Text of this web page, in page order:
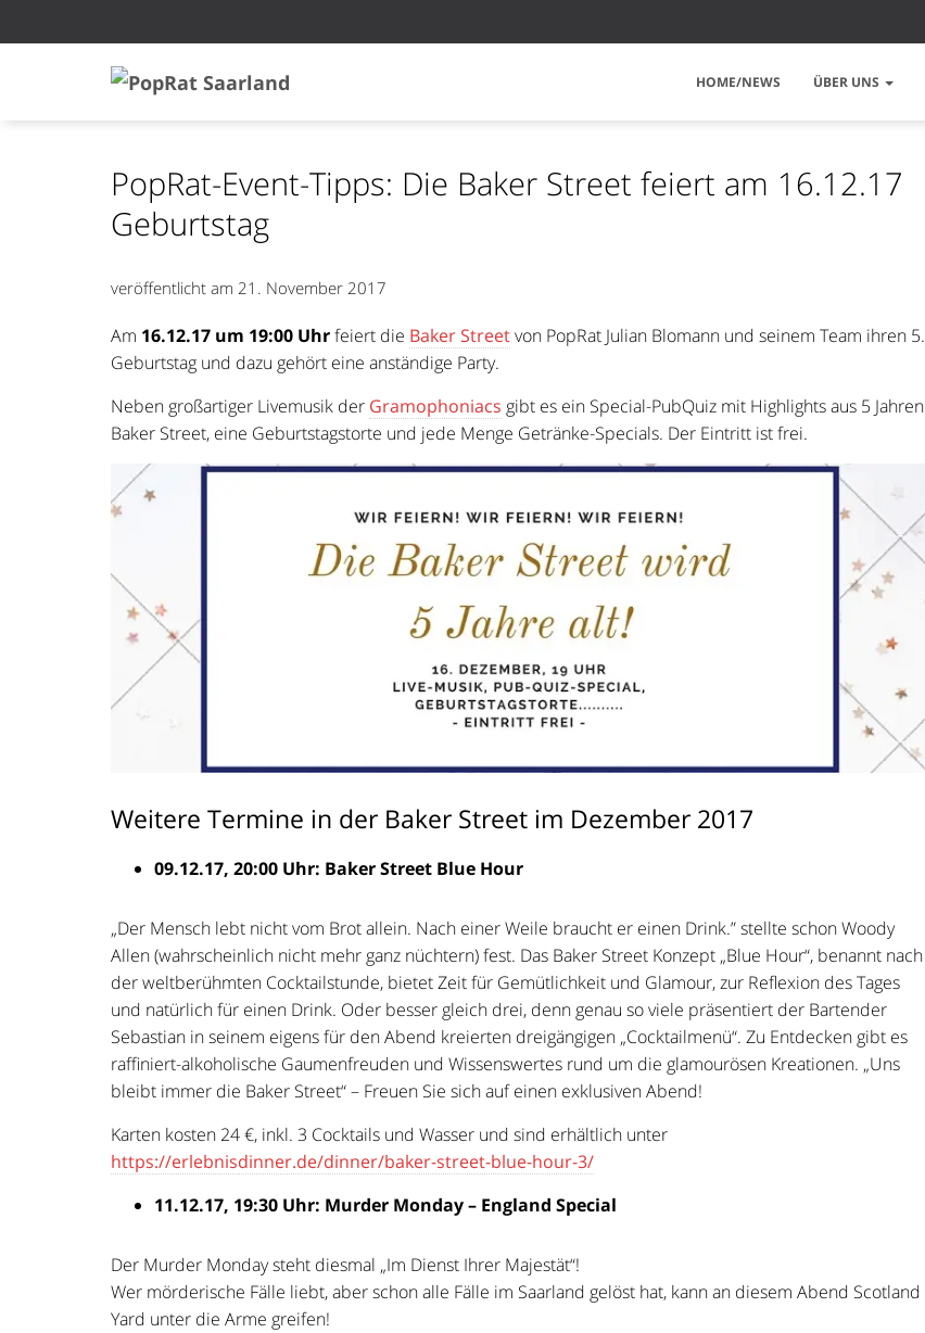
HOME/NEWS ÜBER UNS
PopRat-Event-Tipps: Die Baker Street feiert am 16.12.17
Geburtstag
veröffentlicht am 21. November 2017
Am 16.12.17 um 19:00 Uhrfeiert die Baker Streetvon PopRat Julian Blomann und seinem Team ihren 5.
Geburtstag und dazu gehört eine anständige Party.
Neben großartiger Livemusik der Gramophoniacs gibt es ein Special-PubQuiz mit Highlights aus 5 Jahren
Baker Street, eine Geburtstagstorte und jede Menge Getränke-Specials. Der Eintritt ist frei.
Weitere Termine in der Baker Street im Dezember 2017
09.12.17, 20:00 Uhr: Baker Street Blue Hour
„Der Mensch lebt nicht vom Brot allein. Nach einer Weile braucht er einen Drink.” stellte schon Woody
Allen (wahrscheinlich nicht mehr ganz nüchtern) fest. Das Baker Street Konzept „Blue Hour“, benannt nach
der weltberühmten Cocktailstunde, bietet Zeit für Gemütlichkeit und Glamour, zur Reflexion des Tages
und natürlich für einen Drink. Oder besser gleich drei, denn genau so viele präsentiert der Bartender
Sebastian in seinem eigens für den Abend kreierten dreigängigen „Cocktailmenü“. Zu Entdecken gibt es
raffiniert-alkoholische Gaumenfreuden und Wissenswertes rund um die glamourösen Kreationen. „Uns
bleibt immer die Baker Street“ – Freuen Sie sich auf einen exklusiven Abend!
Karten kosten 24 €, inkl. 3 Cocktails und Wasser und sind erhältlich unter
https://erlebnisdinner.de/dinner/baker-street-blue-hour-3/
11.12.17, 19:30 Uhr: Murder Monday – England Special
Der Murder Monday steht diesmal „Im Dienst Ihrer Majestät“!
Wer mörderische Fälle liebt, aber schon alle Fälle im Saarland gelöst hat, kann an diesem Abend Scotland
Yard unter die Arme greifen!